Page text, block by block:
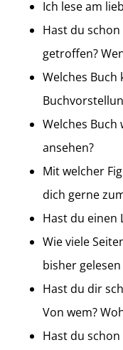
Ich lese am
Hast du
getroffen?
Welches
Welches
ansehen?
Mit welcher
dich gerne
Hast du einen
Wie viele
bisher
Hast du dir
Von wem?
Hast du